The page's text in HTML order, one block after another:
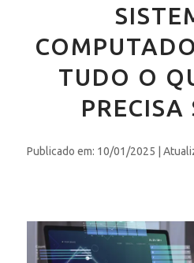
TUDO O
PRECISA
Publicado em: 10/01/2025 |